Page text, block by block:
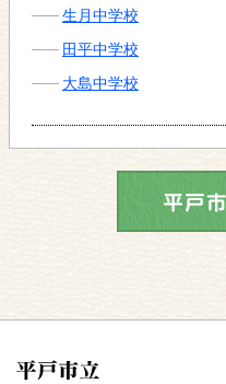
生月中学校
田平中学校
大島中学校